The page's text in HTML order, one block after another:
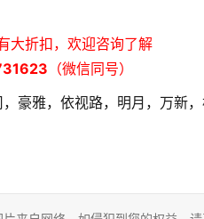
大折扣，欢迎咨询了解
（微信同号）